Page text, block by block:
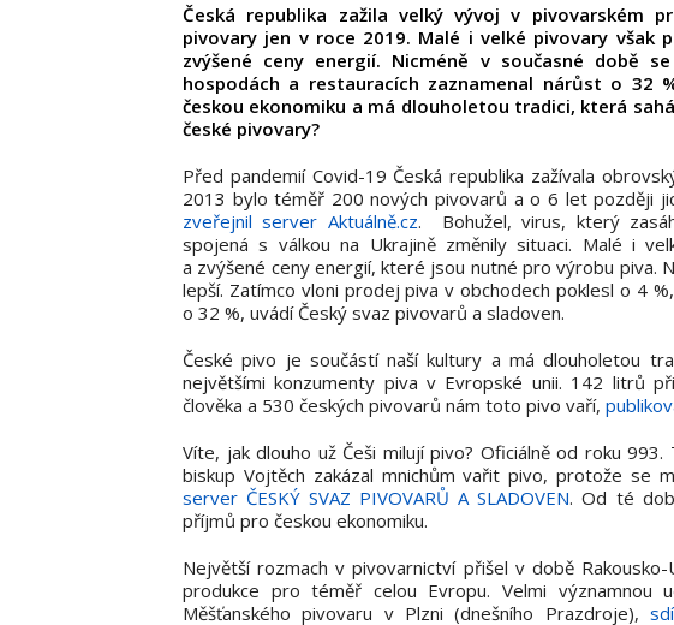
Česká republika zažila velký vývoj v pivovarském
pivovary jen v roce 2019. Malé i velké pivovary však
zvýšené ceny energií. Nicméně v současné době
hospodách a restauracích zaznamenal nárůst o 32
českou ekonomiku a má dlouholetou tradici, která
české pivovary?
Před pandemií Covid-19 Česká republika zažívala
2013 bylo téměř 200 nových pivovarů a o 6 let později
zveřejnil server Aktuálně.cz. Bohužel, virus, který
spojená s válkou na Ukrajině změnily situaci. Malé i
a zvýšené ceny energií, které jsou nutné pro výrobu piva.
lepší. Zatímco vloni prodej piva v obchodech poklesl o 4
o 32 %, uvádí Český svaz pivovarů a sladoven.
České pivo je součástí naší kultury a má dlouholetou
největšími konzumenty piva v Evropské unii. 142 litrů
člověka a 530 českých pivovarů nám toto pivo vaří,
Víte, jak dlouho už Češi milují pivo? Oficiálně od roku
biskup Vojtěch zakázal mnichům vařit pivo, protože se
server ČESKÝ SVAZ PIVOVARŮ A SLADOVEN. Od té
příjmů pro českou ekonomiku.
Největší rozmach v pivovarnictví přišel v době
produkce pro téměř celou Evropu. Velmi
Měšťanského pivovaru v Plzni (dnešního Prazdroje),